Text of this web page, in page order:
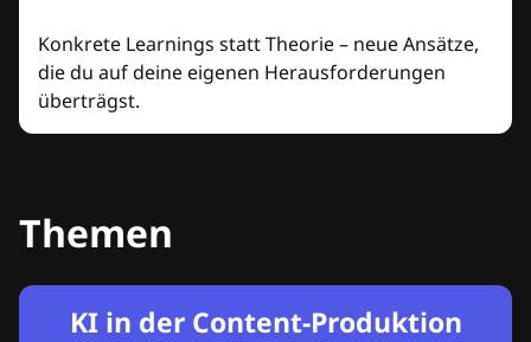
Konkrete Learnings statt Theorie – neue Ansätze,
die du auf deine eigenen Herausforderungen
überträgst.
Themen
KI in der Content-Produktion